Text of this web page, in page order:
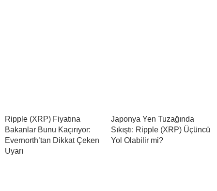
Ripple (XRP) Fiyatına
Bakanlar Bunu Kaçırıyor:
Evernorth’tan Dikkat Çeken
Uyarı
Japonya Yen Tuzağında
Sıkıştı: Ripple (XRP) Üçüncü
Yol Olabilir mi?